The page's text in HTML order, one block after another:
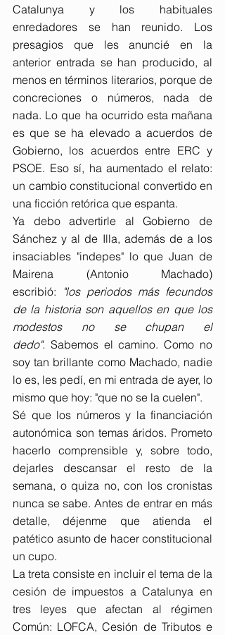
Catalunya y los habituales
enredadores se han reunido. Los
presagios que les anuncié en la
anterior entrada se han producido, al
menos en términos literarios, porque de
concreciones o números, nada de
nada. Lo que ha ocurrido esta mañana
es que se ha elevado a acuerdos de
Gobierno, los acuerdos entre ERC y
PSOE. Eso sí, ha aumentado el relato:
un cambio constitucional convertido en
una ficción retórica que espanta.
Ya debo advertirle al Gobierno de
Sánchez y al de Illa, además de a los
insaciables "indepes" lo que Juan de
Mairena (Antonio Machado)
escribió:
"los periodos más fecundos
de la historia son aquellos en que los
modestos no se chupan el
dedo". Sabemos el camino. Como no
soy tan brillante como Machado, nadie
lo es, les pedí, en mi entrada de ayer, lo
mismo que hoy: "que no se la cuelen".
Sé que los números y la financiación
autonómica son temas áridos. Prometo
hacerlo comprensible y, sobre todo,
dejarles descansar el resto de la
semana, o quiza no, con los cronistas
nunca se sabe. Antes de entrar en más
detalle, déjenme que atienda el
patético asunto de hacer constitucional
un cupo.
La treta consiste en incluir el tema de la
cesión de impuestos a Catalunya en
tres leyes que afectan al régimen
Común: LOFCA, Cesión de Tributos e